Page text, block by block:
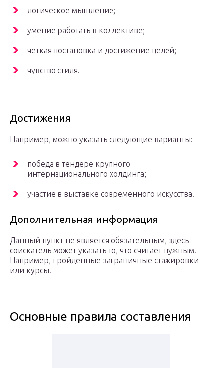
логическое мышление;
умение работать в коллективе;
четкая постановка и достижение целей;
чувство стиля.
Достижения
Например, можно указать следующие варианты:
победа в тендере крупного
интернационального холдинга;
участие в выставке современного искусства.
Дополнительная информация
Данный пункт не является обязательным, здесь
соискатель может указать то, что считает нужным.
Например, пройденные заграничные стажировки
или курсы.
Основные правила составления